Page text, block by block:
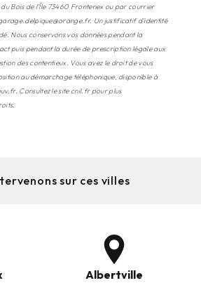
du Bois de l'Île 73460 Frontenex ou par courrier
Un justificatif d'identité
Nous conservons vos données pendant la
puis pendant la durée de prescription légale aux
des contentieux. Vous avez le droit de vous
au démarchage téléphonique, disponible à
. Consultez le site cnil.fr pour plus
sur ces villes
Albertville